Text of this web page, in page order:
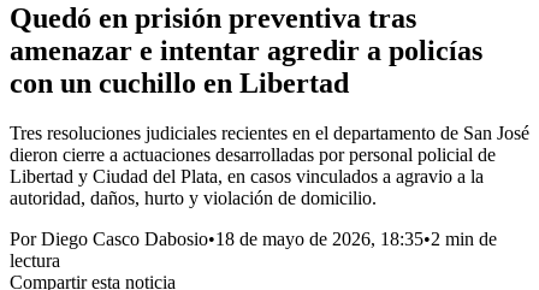
Quedó en prisión preventiva tras
amenazar e intentar agredir a policías
con un cuchillo en Libertad
Tres resoluciones judiciales recientes en el departamento de San José
dieron cierre a actuaciones desarrolladas por personal policial de
Libertad y Ciudad del Plata, en casos vinculados a agravio a la
autoridad, daños, hurto y violación de domicilio.
PorDiego Casco Dabosio•18 de mayo de 2026, 18:35•2 min de
lectura
Compartir esta noticia